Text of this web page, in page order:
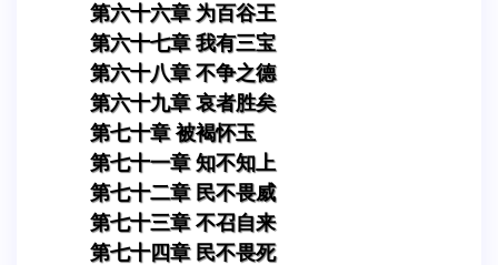
第六十六章 为百谷王
第六十七章 我有三宝
第六十八章 不争之德
第六十九章 哀者胜矣
第七十章 被褐怀玉
第七十一章 知不知上
第七十二章 民不畏威
第七十三章 不召自来
第七十四章 民不畏死